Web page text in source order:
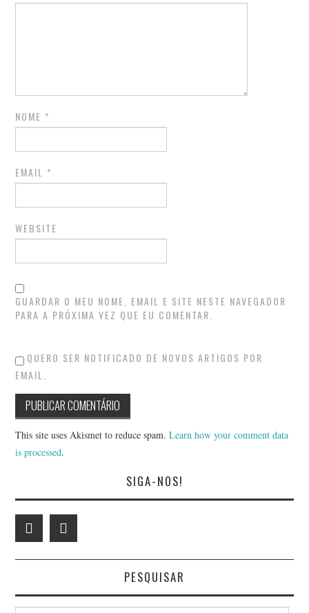
NOME *
EMAIL *
WEBSITE
GUARDAR O MEU NOME, EMAIL E SITE NESTE NAVEGADOR
PARA A PRÓXIMA VEZ QUE EU COMENTAR.
QUERO SER NOTIFICADO DE NOVOS ARTIGOS POR
EMAIL.
This site uses Akismet to reduce spam.Learn how your comment data
is processed.
SIGA-NOS!
PESQUISAR